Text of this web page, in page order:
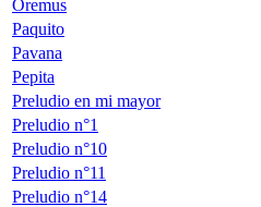
Oremus
Paquito
Pavana
Pepita
Preludio en mi mayor
Preludio n°1
Preludio n°10
Preludio n°11
Preludio n°14